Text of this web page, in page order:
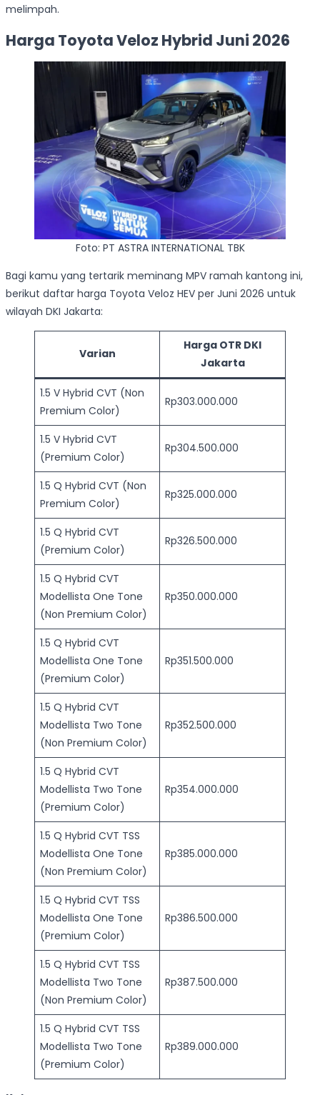
melimpah.
Harga Toyota Veloz Hybrid Juni 2026
Foto: PT ASTRA INTERNATIONAL TBK
Bagi kamu yang tertarik meminang MPV ramah kantong ini,
berikut daftar harga Toyota Veloz HEV per Juni 2026 untuk
wilayah DKI Jakarta:
Varian
Harga OTR DKI
Jakarta
1.5 V Hybrid CVT (Non
Premium Color)
Rp303.000.000
1.5 V Hybrid CVT
(Premium Color)
Rp304.500.000
1.5 Q Hybrid CVT (Non
Premium Color)
Rp325.000.000
1.5 Q Hybrid CVT
(Premium Color)
Rp326.500.000
1.5 Q Hybrid CVT
Modellista One Tone
(Non Premium Color)
Rp350.000.000
1.5 Q Hybrid CVT
Modellista One Tone
(Premium Color)
Rp351.500.000
1.5 Q Hybrid CVT
Modellista Two Tone
(Non Premium Color)
Rp352.500.000
1.5 Q Hybrid CVT
Modellista Two Tone
(Premium Color)
Rp354.000.000
1.5 Q Hybrid CVT TSS
Modellista One Tone
(Non Premium Color)
Rp385.000.000
1.5 Q Hybrid CVT TSS
Modellista One Tone
(Premium Color)
Rp386.500.000
1.5 Q Hybrid CVT TSS
Modellista Two Tone
(Non Premium Color)
Rp387.500.000
1.5 Q Hybrid CVT TSS
Modellista Two Tone
(Premium Color)
Rp389.000.000